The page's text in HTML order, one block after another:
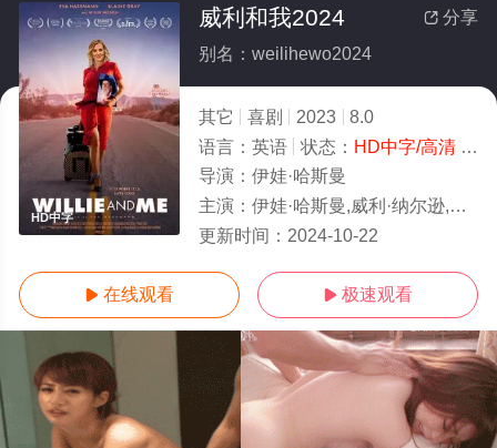
HD中字
 分享
威利和我2024
别名：weilihewo2024
其它 喜剧 2023
8.0
语言： 英语 状态： HD中字/高清- 免费在线观看
导演： 伊娃·哈斯曼
主演： 伊娃·哈斯曼,威利·纳尔逊,彼得·博格丹诺维奇,Blaine,Gray,菲力·莱福斯丁,达比·斯坦奇菲尔德,Ch
更新时间： 2024-10-22
 在线观看  极速观看